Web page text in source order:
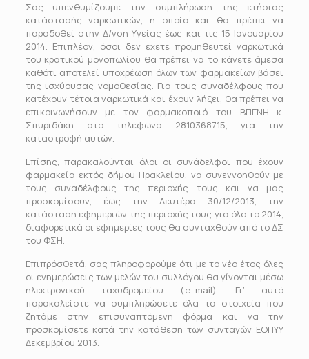
Σας υπενθυμίζουμε την συμπλήρωση της ετήσιας
κατάστασής ναρκωτικών, η οποία και θα πρέπει να
παραδοθεί στην Δ/νση Υγείας έως και τις 15 Ιανουαρίου
2014. Επιπλέον, όσοι δεν έχετε προμηθευτεί ναρκωτικά
του κρατικού μονοπωλίου θα πρέπει να το κάνετε άμεσα
καθότι αποτελεί υποχρέωση όλων των φαρμακείων βάσει
της ισχύουσας νομοθεσίας. Για τους συναδέλφους που
κατέχουν τέτοια ναρκωτικά και έχουν λήξει, θα πρέπει να
επικοινωνήσουν με τον φαρμακοποιό του ΒΠΓΝΗ κ.
Σπυριδάκη στο τηλέφωνο 2810368715, για την
καταστροφή αυτών.
Επίσης, παρακαλούνται όλοι οι συνάδελφοι που έχουν
φαρμακεία εκτός δήμου Ηρακλείου, να συνεννοηθούν με
τους συναδέλφους της περιοχής τους και να μας
προσκομίσουν, έως την Δευτέρα 30/12/2013, την
κατάσταση εφημεριών της περιοχής τους για όλο το 2014,
διαφορετικά οι εφημερίες τους θα συνταχθούν από το ΔΣ
του ΦΣΗ.
Επιπρόσθετά, σας πληροφορούμε ότι με το νέο έτος όλες
οι ενημερώσεις των μελών του συλλόγου θα γίνονται μέσω
ηλεκτρονικού ταχυδρομείου (e–mail). Γι’ αυτό
παρακαλείστε να συμπληρώσετε όλα τα στοιχεία που
ζητάμε στην επισυναπτόμενη φόρμα και να την
προσκομίσετε κατά την κατάθεση των συνταγών ΕΟΠΥΥ
Δεκεμβρίου 2013.